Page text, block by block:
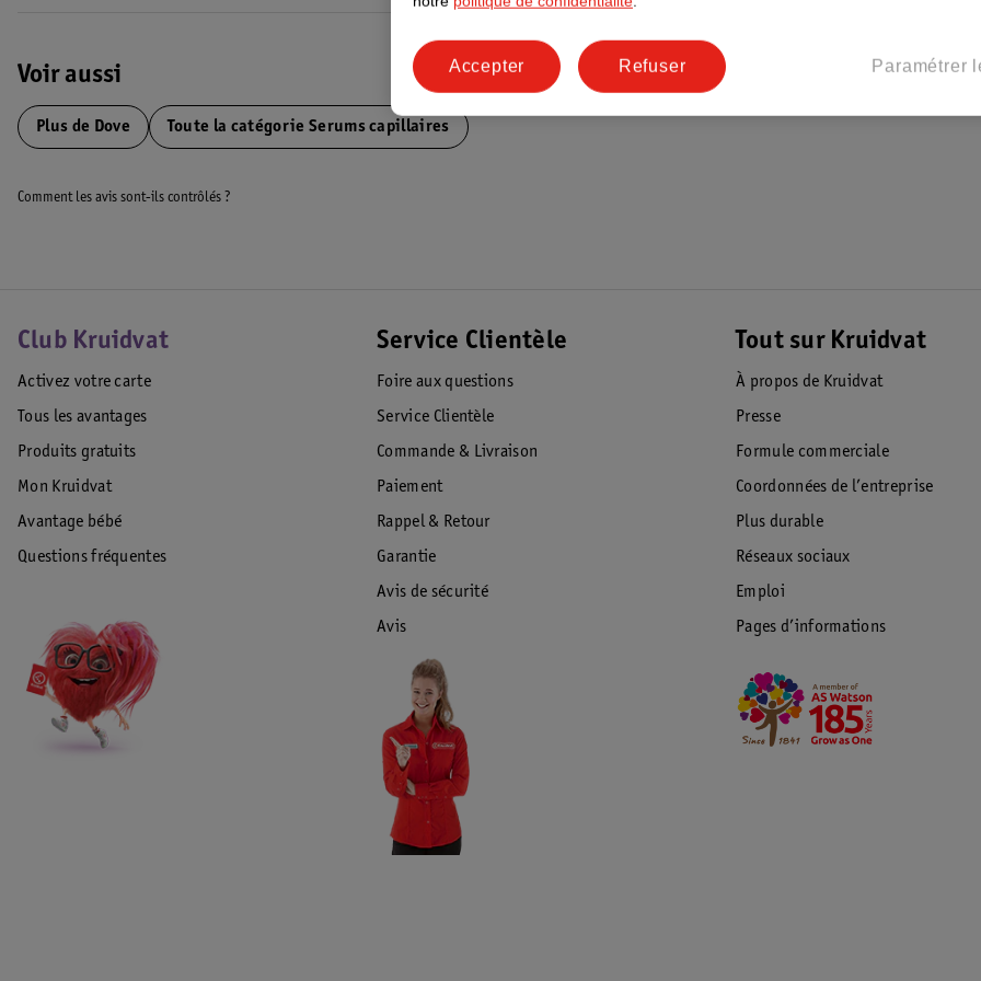
Voir aussi
Plus de Dove Toute la catégorie Serums capillaires
Comment les avis sont-ils contrôlés ?
Club Kruidvat
Activez votre carte
Tous les avantages
Produits gratuits
Mon Kruidvat
Avantage bébé
Questions fréquentes
Service Clientèle
Foire aux questions
Service Clientèle
Commande & Livraison
Paiement
Rappel & Retour
Garantie
Avis de sécurité
Avis
Tout sur Kruidvat
À propos de Kruidvat
Presse
Formule commerciale
Coordonnées de l’entreprise
Plus durable
Réseaux sociaux
Emploi
Pages d’informations
Paramétrer
Refuser
Accepter